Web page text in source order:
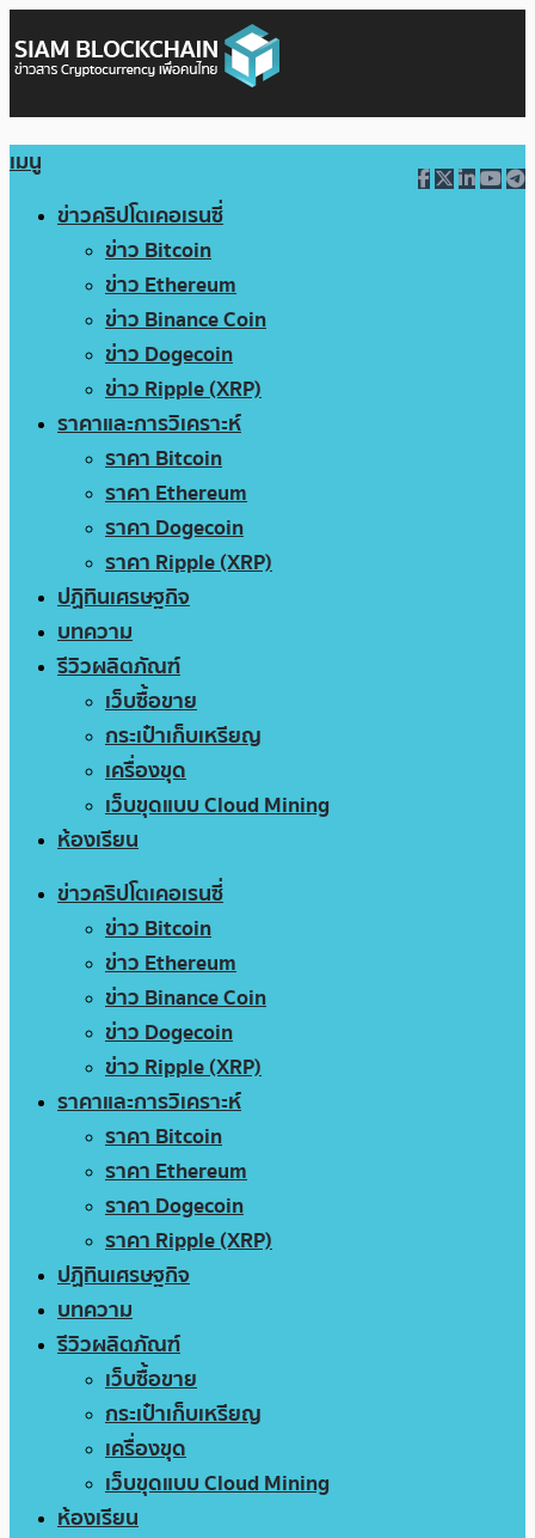
เมนู
ข่าวคริปโตเคอเรนซี่
ข่าว Bitcoin
ข่าว Ethereum
ข่าว Binance Coin
ข่าว Dogecoin
ข่าว Ripple (XRP)
ราคาและการวิเคราะห์
ราคา Bitcoin
ราคา Ethereum
ราคา Dogecoin
ราคา Ripple (XRP)
ปฏิทินเศรษฐกิจ
บทความ
รีวิวผลิตภัณฑ์
เว็บซื้อขาย
กระเป๋าเก็บเหรียญ
เครื่องขุด
เว็บขุดแบบ Cloud Mining
ห้องเรียน
ข่าวคริปโตเคอเรนซี่
ข่าว Bitcoin
ข่าว Ethereum
ข่าว Binance Coin
ข่าว Dogecoin
ข่าว Ripple (XRP)
ราคาและการวิเคราะห์
ราคา Bitcoin
ราคา Ethereum
ราคา Dogecoin
ราคา Ripple (XRP)
ปฏิทินเศรษฐกิจ
บทความ
รีวิวผลิตภัณฑ์
เว็บซื้อขาย
กระเป๋าเก็บเหรียญ
เครื่องขุด
เว็บขุดแบบ Cloud Mining
ห้องเรียน